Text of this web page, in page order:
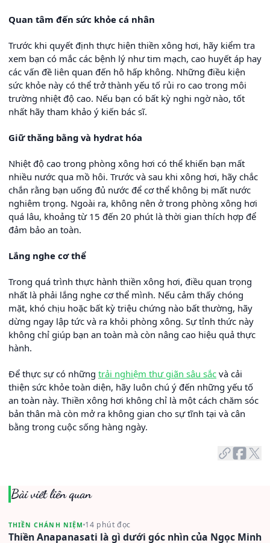
Quan tâm đến sức khỏe cá nhân
Trước khi quyết định thực hiện thiền xông hơi, hãy kiểm tra
xem bạn có mắc các bệnh lý như tim mạch, cao huyết áp hay
các vấn đề liên quan đến hô hấp không. Những điều kiện
sức khỏe này có thể trở thành yếu tố rủi ro cao trong môi
trường nhiệt độ cao. Nếu bạn có bất kỳ nghi ngờ nào, tốt
nhất hãy tham khảo ý kiến bác sĩ.
Giữ thăng bằng và hydrat hóa
Nhiệt độ cao trong phòng xông hơi có thể khiến bạn mất
nhiều nước qua mồ hôi. Trước và sau khi xông hơi, hãy chắc
chắn rằng bạn uống đủ nước để cơ thể không bị mất nước
nghiêm trọng. Ngoài ra, không nên ở trong phòng xông hơi
quá lâu, khoảng từ 15 đến 20 phút là thời gian thích hợp để
đảm bảo an toàn.
Lắng nghe cơ thể
Trong quá trình thực hành thiền xông hơi, điều quan trọng
nhất là phải lắng nghe cơ thể mình. Nếu cảm thấy chóng
mặt, khó chịu hoặc bất kỳ triệu chứng nào bất thường, hãy
dừng ngay lập tức và ra khỏi phòng xông. Sự tỉnh thức này
không chỉ giúp bạn an toàn mà còn nâng cao hiệu quả thực
hành.
Để thực sự có những trải nghiệm thư giãn sâu sắc và cải
thiện sức khỏe toàn diện, hãy luôn chú ý đến những yếu tố
an toàn này. Thiền xông hơi không chỉ là một cách chăm sóc
bản thân mà còn mở ra không gian cho sự tĩnh tại và cân
bằng trong cuộc sống hàng ngày.
Bài viết liên quan
THIỀN CHÁNH NIỆM 14 phút đọc
Thiền Anapanasati là gì dưới góc nhìn của Ngọc Minh